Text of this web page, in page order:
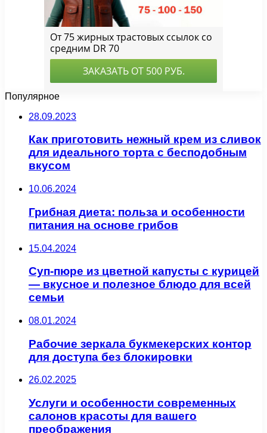
Популярное
28.09.2023
Как приготовить нежный крем из сливок
для идеального торта с бесподобным
вкусом
10.06.2024
Грибная диета: польза и особенности
питания на основе грибов
15.04.2024
Суп-пюре из цветной капусты с курицей
— вкусное и полезное блюдо для всей
семьи
08.01.2024
Рабочие зеркала букмекерских контор
для доступа без блокировки
26.02.2025
Услуги и особенности современных
салонов красоты для вашего
преображения